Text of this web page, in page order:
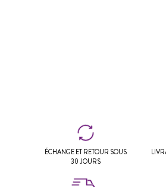
ÉCHANGE ET RETOUR SOUS
30 JOURS